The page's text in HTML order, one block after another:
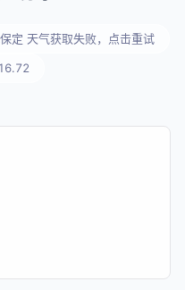
保定 天气获取失败，点击重试